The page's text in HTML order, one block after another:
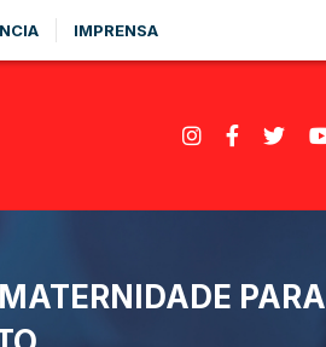
IMPRENSA
PARA